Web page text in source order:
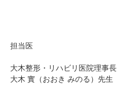
担当医
大木整形・リハビリ医院理事長
大木 實（おおき みのる）先生